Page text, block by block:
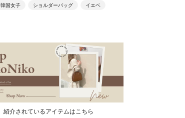
韓国女子 ショルダーバッグ イエベ
紹介されているアイテムはこちら